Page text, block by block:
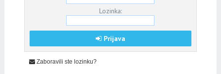
Lozinka:
Prijava
Zaboravili ste lozinku?